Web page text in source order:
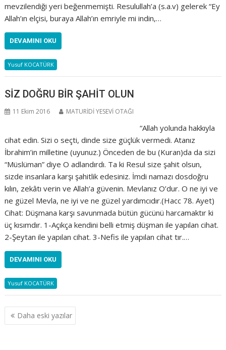
mevzilendiği yeri beğenmemişti. Resulullah’a (s.a.v) gelerek “Ey
Allah’ın elçisi, buraya Allah’ın emriyle mi indin,…
DEVAMINI OKU
Yusuf KOCATÜRK
SİZ DOĞRU BİR ŞAHİT OLUN
11 Ekim 2016 MATURİDİ YESEVİ OTAĞI
“Allah yolunda hakkıyla
cihat edin. Sizi o seçti, dinde size güçlük vermedi. Atanız
İbrahim’in milletine (uyunuz.) Önceden de bu (Kuran)da da sizi
“Müslüman” diye O adlandırdı. Ta ki Resul size şahit olsun,
sizde insanlara karşı şahitlik edesiniz. İmdi namazı dosdoğru
kılın, zekâtı verin ve Allah’a güvenin. Mevlanız O’dur. O ne iyi ve
ne güzel Mevla, ne iyi ve ne güzel yardımcıdır.(Hacc 78. Ayet)
Cihat: Düşmana karşı savunmada bütün gücünü harcamaktır ki
üç kısımdır. 1-Açıkça kendini belli etmiş düşman ile yapılan cihat.
2-Şeytan ile yapılan cihat. 3-Nefis ile yapılan cihat tır.…
DEVAMINI OKU
Yusuf KOCATÜRK
Yazı
gezinmesi
Daha eski yazılar